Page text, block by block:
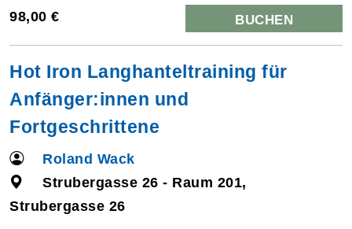
98,00 € BUCHEN
Hot Iron Langhanteltraining für
Anfänger:innen und
Fortgeschrittene
Roland Wack
Strubergasse 26 - Raum 201,
Strubergasse 26